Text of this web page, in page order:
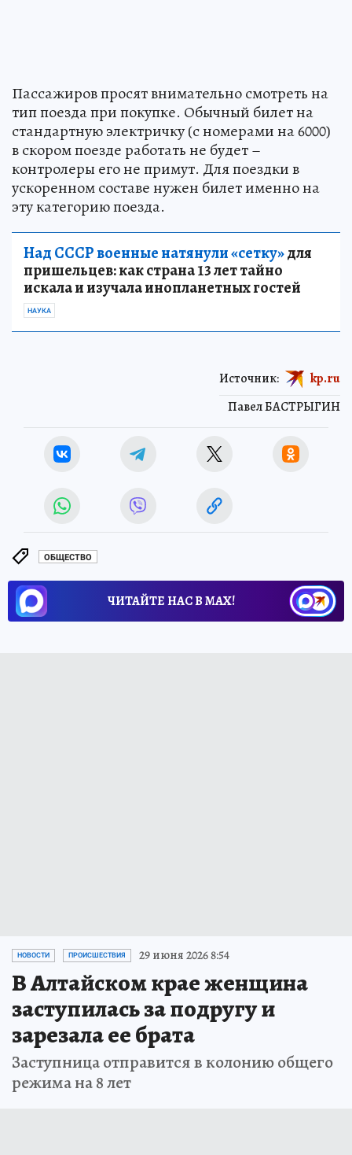
Пассажиров просят внимательно смотреть на
тип поезда при покупке. Обычный билет на
стандартную электричку (с номерами на 6000)
в скором поезде работать не будет –
контролеры его не примут. Для поездки в
ускоренном составе нужен билет именно на
эту категорию поезда.
Над СССР военные натянули «сетку»для
пришельцев: как страна 13 лет тайно
искала и изучала инопланетных гостей
НАУКА
Павел БАСТРЫГИН
Источник: kp.ru
ОБЩЕСТВО
ЧИТАЙТЕ НАС В МАХ!
НОВОСТИ ПРОИСШЕСТВИЯ 29 июня 2026 8:54
В Алтайском крае женщина
заступилась за подругу и
зарезала ее брата
Заступница отправится в колонию общего
режима на 8 лет